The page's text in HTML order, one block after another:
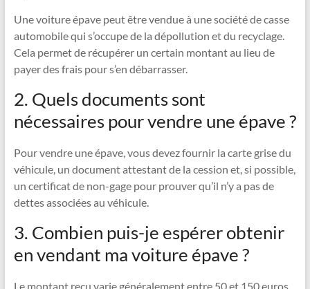
Une voiture épave peut être vendue à une société de casse
automobile qui s’occupe de la dépollution et du recyclage.
Cela permet de récupérer un certain montant au lieu de
payer des frais pour s’en débarrasser.
2. Quels documents sont
nécessaires pour vendre une épave ?
Pour vendre une épave, vous devez fournir la carte grise du
véhicule, un document attestant de la cession et, si possible,
un certificat de non-gage pour prouver qu’il n’y a pas de
dettes associées au véhicule.
3. Combien puis-je espérer obtenir
en vendant ma voiture épave ?
Le montant reçu varie généralement entre 50 et 150 euros